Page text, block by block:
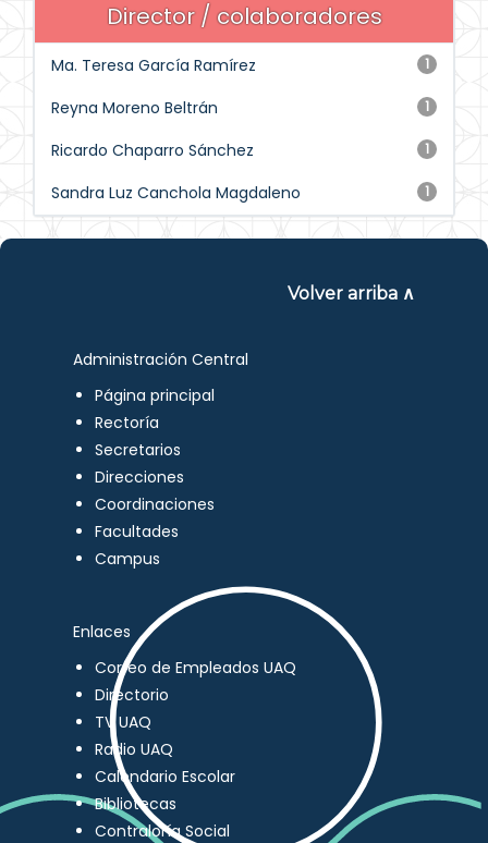
Director / colaboradores
1
Ma. Teresa García Ramírez
1
Reyna Moreno Beltrán
1
Ricardo Chaparro Sánchez
1
Sandra Luz Canchola Magdaleno
Volver arriba ∧
Administración Central
Página principal
Rectoría
Secretarios
Direcciones
Coordinaciones
Facultades
Campus
Enlaces
Correo de Empleados UAQ
Directorio
TV UAQ
Radio UAQ
Calendario Escolar
Bibliotecas
Contraloría Social